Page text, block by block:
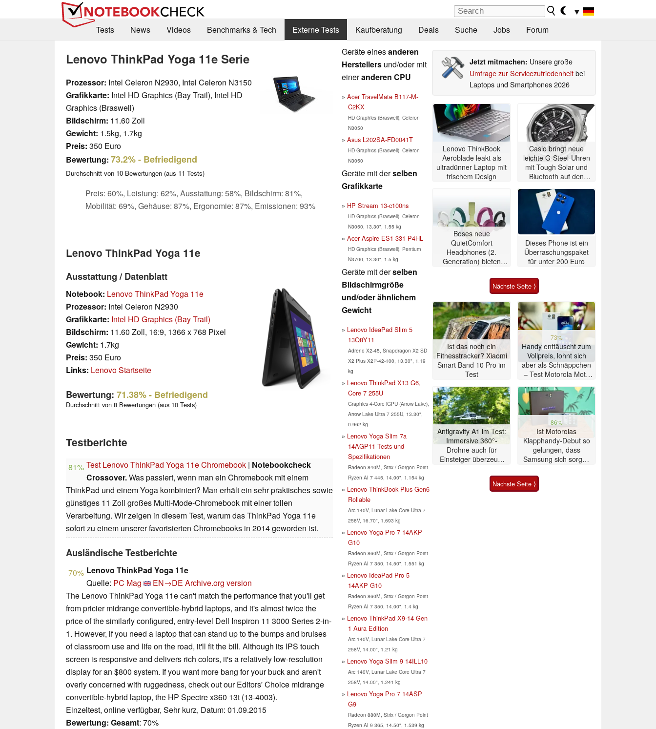
▼
Tests
News Videos Benchmarks & Tech Externe Tests Kaufberatung Deals Suche Jobs Forum
Lenovo ThinkPad Yoga 11e Serie
Prozessor: Intel Celeron N2930, Intel Celeron N3150
Grafikkarte: Intel HD Graphics (Bay Trail), Intel HD
Graphics (Braswell)
Bildschirm: 11.60 Zoll
Gewicht: 1.5kg, 1.7kg
Preis: 350 Euro
Bewertung: 73.2%- Befriedigend
Durchschnitt von 10 Bewertungen (aus 11 Tests)
Preis: 60%, Leistung: 62%, Ausstattung: 58%, Bildschirm: 81%,
Mobilität: 69%, Gehäuse: 87%, Ergonomie: 87%, Emissionen: 93%
Lenovo ThinkPad Yoga 11e
Ausstattung / Datenblatt
Notebook: Lenovo ThinkPad Yoga 11e
Prozessor: Intel Celeron N2930
Grafikkarte: Intel HD Graphics (Bay Trail)
Bildschirm: 11.60 Zoll, 16:9, 1366 x 768 Pixel
Gewicht: 1.7kg
Preis: 350 Euro
Links: Lenovo Startseite
Bewertung: 71.38%- Befriedigend
Durchschnitt von 8 Bewertungen (aus 10 Tests)
Testberichte
81% Test Lenovo ThinkPad Yoga 11e Chromebook | Notebookcheck
Crossover.Was passiert, wenn man ein Chromebook mit einem
ThinkPad und einem Yoga kombiniert? Man erhält ein sehr praktisches sowie
günstiges 11 Zoll großes Multi-Mode-Chromebook mit einer tollen
Verarbeitung. Wir zeigen in diesem Test, warum das ThinkPad Yoga 11e
sofort zu einem unserer favorisierten Chromebooks in 2014 geworden ist.
Ausländische Testberichte
70% Lenovo ThinkPad Yoga 11e
Quelle: PC Mag EN→DE Archive.org version
The Lenovo ThinkPad Yoga 11e can't match the performance that you'll get
from pricier midrange convertible-hybrid laptops, and it's almost twice the
price of the similarly configured, entry-level Dell Inspiron 11 3000 Series 2-in-
1. However, if you need a laptop that can stand up to the bumps and bruises
of classroom use and life on the road, it'll fit the bill. Although its IPS touch
screen is responsive and delivers rich colors, it's a relatively low-resolution
display for an $800 system. If you want more bang for your buck and aren't
overly concerned with ruggedness, check out our Editors' Choice midrange
convertible-hybrid laptop, the HP Spectre x360 13t (13-4003).
Einzeltest, online verfügbar, Sehr kurz, Datum: 01.09.2015
Bewertung: Gesamt: 70%
Geräte einesanderen
Herstellers und/oder mit
eineranderen CPU
Acer TravelMate B117-M-
C2KX
HD Graphics (Braswell), Celeron
N3050
Asus L202SA-FD0041T
HD Graphics (Braswell), Celeron
N3050
Geräte mit derselben
Grafikkarte
HP Stream 13-c100ns
HD Graphics (Braswell), Celeron
N3050, 13.30", 1.55 kg
Acer Aspire ES1-331-P4HL
HD Graphics (Braswell), Pentium
N3700, 13.30", 1.5 kg
Geräte mit derselben
Bildschirmgröße
und/oder ähnlichem
Gewicht
Lenovo IdeaPad Slim 5
13Q8Y11
Adreno X2-45, Snapdragon X2 SD
X2 Plus X2P-42-100, 13.30", 1.19
kg
Lenovo ThinkPad X13 G6,
Core 7 255U
Graphics 4-Core iGPU (Arrow Lake),
Arrow Lake Ultra 7 255U, 13.30",
0.962 kg
Lenovo Yoga Slim 7a
14AGP11 Tests und
Spezifikationen
Radeon 840M, Strix / Gorgon Point
Ryzen AI 7 445, 14.00", 1.154 kg
Lenovo ThinkBook Plus Gen6
Rollable
Arc 140V, Lunar Lake Core Ultra 7
258V, 16.70", 1.693 kg
Lenovo Yoga Pro 7 14AKP
G10
Radeon 860M, Strix / Gorgon Point
Ryzen AI 7 350, 14.50", 1.551 kg
Lenovo IdeaPad Pro 5
14AKP G10
Radeon 860M, Strix / Gorgon Point
Ryzen AI 7 350, 14.00", 1.4 kg
Lenovo ThinkPad X9-14 Gen
1 Aura Edition
Arc 140V, Lunar Lake Core Ultra 7
258V, 14.00", 1.21 kg
Lenovo Yoga Slim 9 14ILL10
Arc 140V, Lunar Lake Core Ultra 7
258V, 14.00", 1.241 kg
Lenovo Yoga Pro 7 14ASP
G9
Radeon 880M, Strix / Gorgon Point
Ryzen AI 9 365, 14.50", 1.539 kg
Jetzt mitmachen: Unsere große
Umfrage zur Servicezufriedenheitbei
Laptops und Smartphones 2026
Lenovo ThinkBook
Aeroblade leakt als
ultradünner Laptop mit
frischem Design
Casio bringt neue
leichte G-Steel-Uhren
mit Tough Solar und
Bluetooth auf den
Boses neue
QuietComfort
Headphones (2.
Generation) bieten
Dieses Phone ist ein
Überraschungspaket
für unter 200 Euro
Nächste Seite ⟩
Ist das noch ein
Fitnesstracker? Xiaomi
Smart Band 10 Pro im
Test
73%
Handy enttäuscht zum
Vollpreis, lohnt sich
aber als Schnäppchen
– Test Motorola Moto
Antigravity A1 im Test:
Immersive 360°-
Drohne auch für
Einsteiger überzeugt
86%
Ist Motorolas
Klapphandy-Debut so
gelungen, dass
Samsung sich sorgen
Smartphone im Test
Nächste Seite ⟩